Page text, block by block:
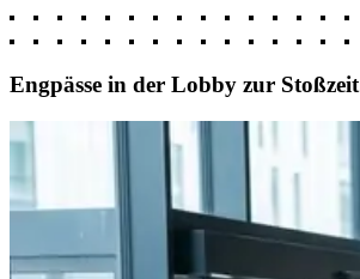
Engpässe in der Lobby zur Stoßzeit